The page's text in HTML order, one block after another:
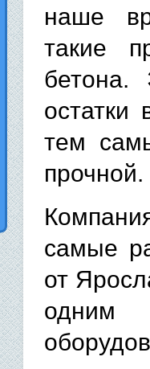
наше
такие
бетона.
тем
прочной.
самые
от
одним